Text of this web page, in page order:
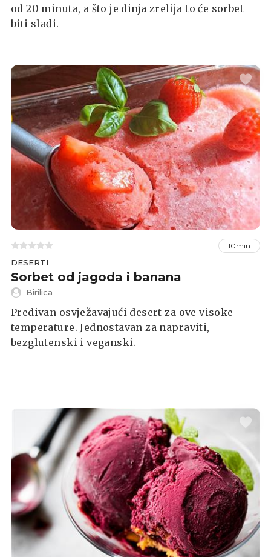
od 20 minuta, a što je dinja zrelija to će sorbet
biti slađi.
10min
DESERTI
Sorbet od jagoda i banana
Birilica
Predivan osvježavajući desert za ove visoke
temperature. Jednostavan za napraviti,
bezglutenski i veganski.